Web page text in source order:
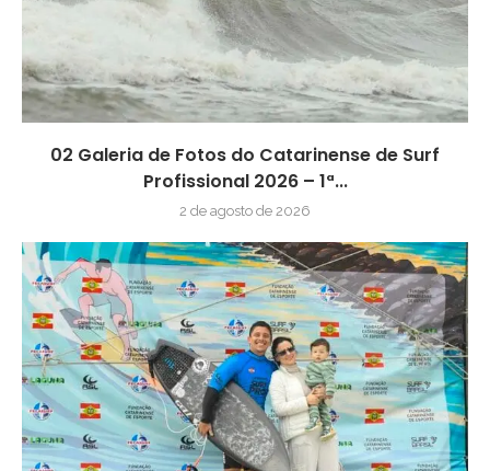
02 Galeria de Fotos do Catarinense de Surf
Profissional 2026 – 1ª...
2 de agosto de 2026